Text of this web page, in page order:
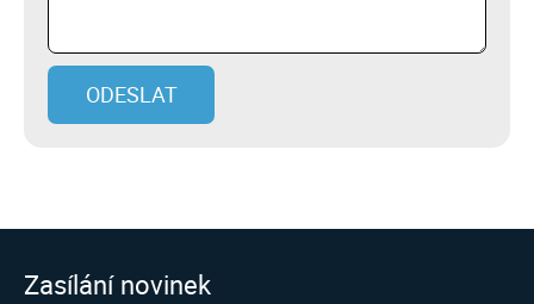
ODESLAT
Zasílání novinek